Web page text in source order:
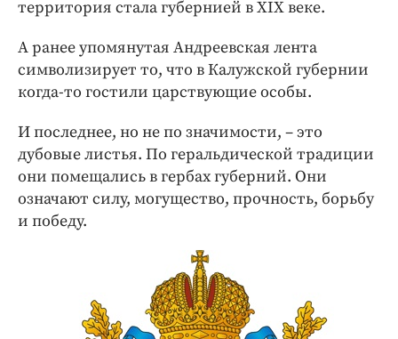
территория стала губернией в XIX веке.
А ранее упомянутая Андреевская лента
символизирует то, что в Калужской губернии
когда-то гостили царствующие особы.
И последнее, но не по значимости, – это
дубовые листья. По геральдической традиции
они помещались в гербах губерний. Они
означают силу, могущество, прочность, борьбу
и победу.